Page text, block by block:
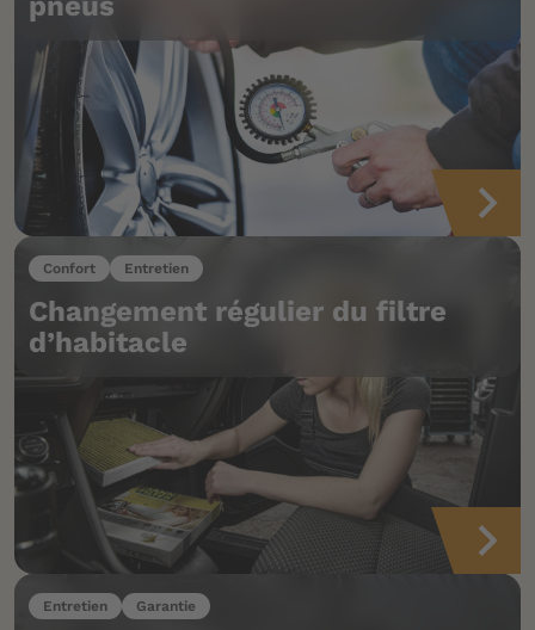
Confort Entretien
Changement régulier du filtre
d’habitacle
Entretien Garantie